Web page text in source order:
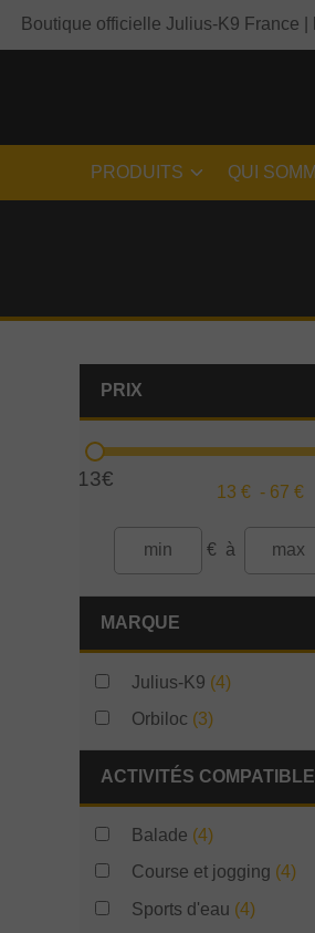
Boutique officielle Julius-K9 France |
PRODUITS QUI
PRIX
13€
13 € - 67 €
€ à
MARQUE
Julius-K9 (4)
Orbiloc (3)
ACTIVITÉS
Balade (4)
Course et jogging (4)
Sports d'eau (4)